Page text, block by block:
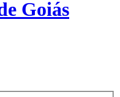
Goiás